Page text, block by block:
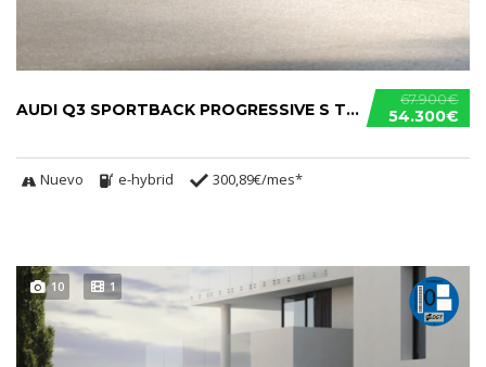
67.900€
54.300€
AUDI Q3 SPORTBACK PROGRESSIVE S TRONIC E-HYBRID
Nuevo e-hybrid 300,89€/mes*
10 1